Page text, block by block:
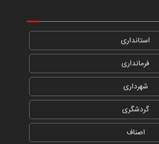
استانداری
فرمانداری
شهرداری
گردشگری
اصناف